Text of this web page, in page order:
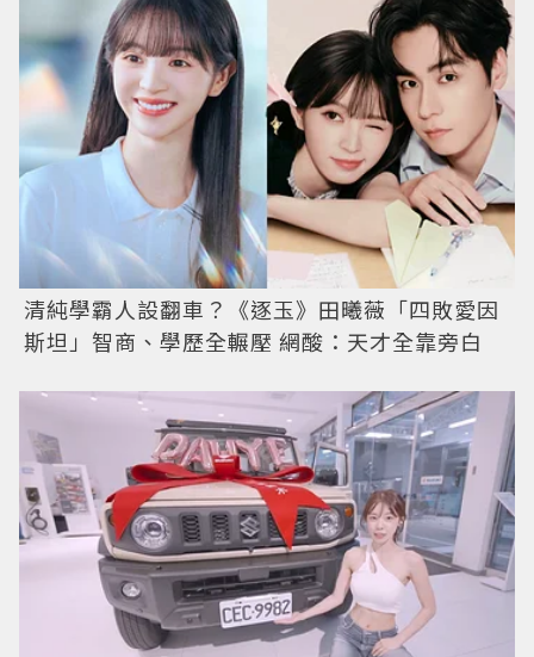
清純學霸人設翻車？《逐玉》田曦薇「四敗愛因
斯坦」智商、學歷全輾壓 網酸：天才全靠旁白